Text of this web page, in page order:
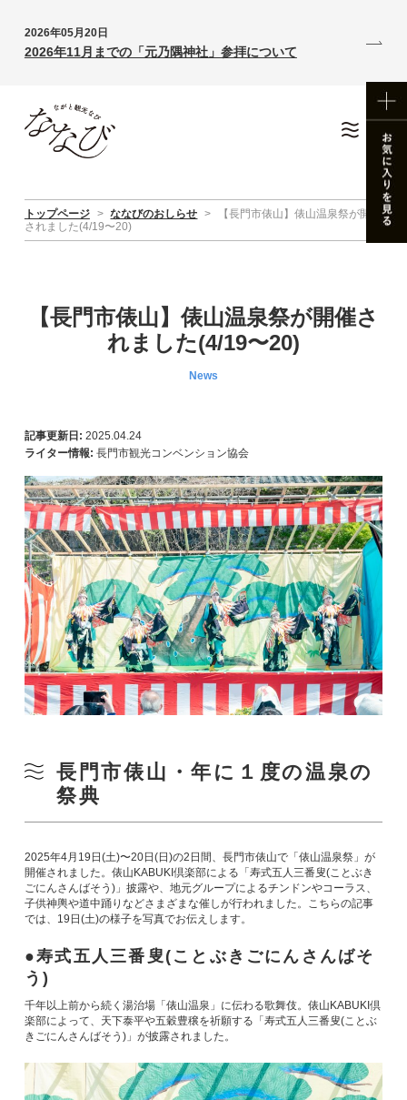
2026年05月20日
2026年11月までの「元乃隅神社」参拝について
トップページ > ななびのおしらせ >
【長門市俵山】俵山温泉祭が開催
されました(4/19〜20)
【長門市俵山】俵山温泉祭が開催さ
れました(4/19〜20)
News
記事更新日: 2025.04.24
ライター情報: 長門市観光コンベンション協会
長門市俵山・年に１度の温泉の
祭典
2025年4月19日(土)〜20日(日)の2日間、長門市俵山で「俵山温泉祭」が
開催されました。俵山KABUKI倶楽部による「寿式五人三番叟(ことぶき
ごにんさんばそう)」披露や、地元グループによるチンドンやコーラス、
子供神輿や道中踊りなどさまざまな催しが行われました。こちらの記事
では、19日(土)の様子を写真でお伝えします。
寿式五人三番叟(ことぶきごにんさんばそ
う)
千年以上前から続く湯治場「俵山温泉」に伝わる歌舞伎。俵山KABUKI倶
楽部によって、天下泰平や五穀豊穣を祈願する「寿式五人三番叟(ことぶ
きごにんさんばそう)」が披露されました。